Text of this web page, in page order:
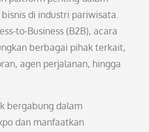
di industri pariwisata.
to-Business (B2B), acara
berbagai pihak terkait,
agen perjalanan, hingga
bergabung dalam
dan manfaatkan